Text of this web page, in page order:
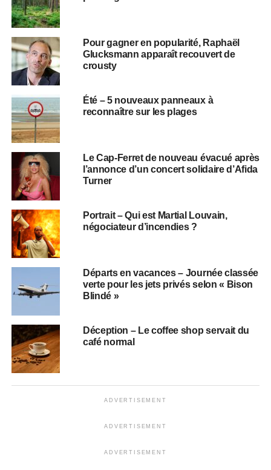
Pour gagner en popularité, Raphaël
Glucksmann apparaît recouvert de
crousty
Été – 5 nouveaux panneaux à
reconnaître sur les plages
Le Cap-Ferret de nouveau évacué après
l’annonce d’un concert solidaire d’Afida
Turner
Portrait – Qui est Martial Louvain,
négociateur d’incendies ?
Départs en vacances – Journée classée
verte pour les jets privés selon « Bison
Blindé »
Déception – Le coffee shop servait du
café normal
ADVERTISEMENT
ADVERTISEMENT
ADVERTISEMENT